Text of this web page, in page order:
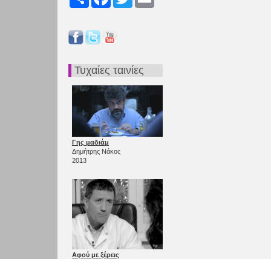
Τυχαίες ταινίες
Γης μαδιάμ
Δημήτρης Νάκος
2013
Αφού με ξέρεις